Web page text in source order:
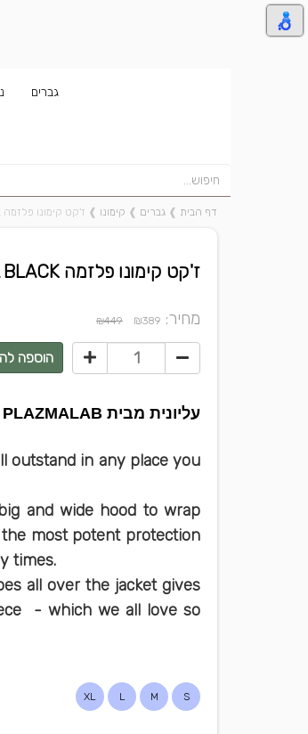
גברים
דף הבית ❱ גברים ❱ קימונו ❱ ז'קט קימונו פלזמה GATA BLACK
ז'קט קימונו פלזמה GATA BLACK
מחיר: ₪389
₪449
הוספה
עליונית מבית PLAZMALAB
outstand in any place you
and wide hood to wrap
most potent protection
times.
all over the jacket gives
- which we all love so
S
M
L
XL